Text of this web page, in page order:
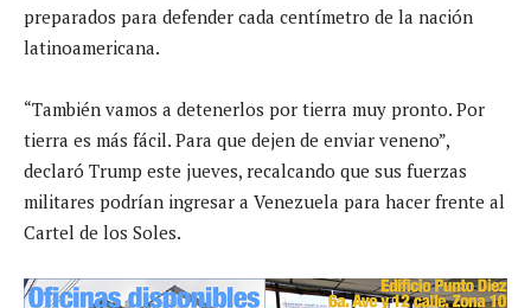
preparados para defender cada centímetro de la nación
latinoamericana.
“También vamos a detenerlos por tierra muy pronto. Por
tierra es más fácil. Para que dejen de enviar veneno”,
declaró Trump este jueves, recalcando que sus fuerzas
militares podrían ingresar a Venezuela para hacer frente al
Cartel de los Soles.